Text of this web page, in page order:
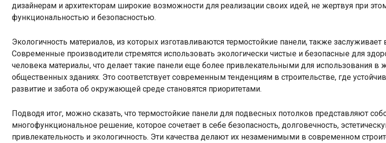
дизайнерам и архитекторам широкие возможности для реализации своих идей, не жертвуя при
функциональностью и безопасностью.
Экологичность материалов, из которых изготавливаются термостойкие панели, также заслуживает
Современные производители стремятся использовать экологически чистые и безопасные для
человека материалы, что делает такие панели еще более привлекательными для использования в
общественных зданиях. Это соответствует современным тенденциям в строительстве, где
развитие и забота об окружающей среде становятся приоритетами.
Подводя итог, можно сказать, что термостойкие панели для подвесных потолков представляют
многофункциональное решение, которое сочетает в себе безопасность, долговечность,
привлекательность и экологичность. Эти качества делают их незаменимыми в современном